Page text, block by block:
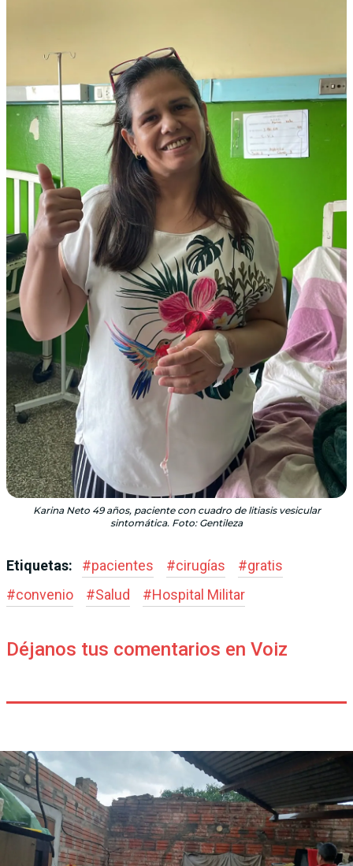
Karina Neto 49 años, paciente con cuadro de litiasis vesicular
sintomática. Foto: Gentileza
Etiquetas: #pacientes #cirugías #gratis
#convenio #Salud #Hospital Militar
Déjanos tus comentarios en Voiz